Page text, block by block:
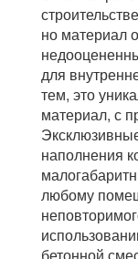
но материал
для
тем, это
материал, с
наполнения
любому